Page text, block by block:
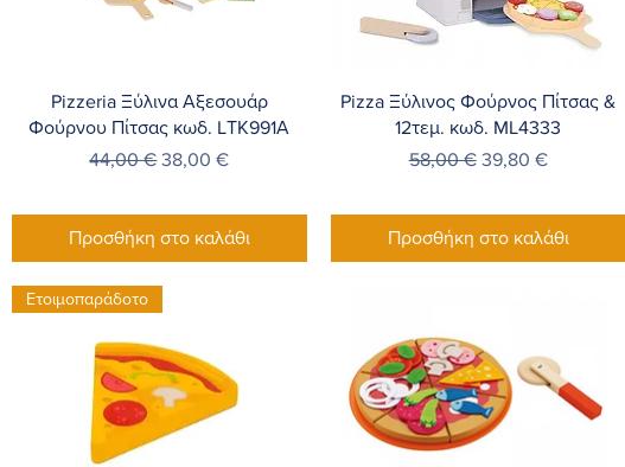
Γρήγορη προβολή
Pizzeria Ξύλινα Αξεσουάρ
Φούρνου Πίτσας κωδ. LΤΚ991Α
Κανονική τιμή
44,00 € Τιμή Έκπτωσης
38,00 €
Προσθήκη στο καλάθι
Γρήγορη προβολή
Pizza Ξύλινος Φούρνος Πίτσας &
12τεμ. κωδ. ML4333
Κανονική τιμή
58,00 € Τιμή Έκπτωσης
39,80 €
Προσθήκη στο καλάθι
Ετοιμοπαράδοτο